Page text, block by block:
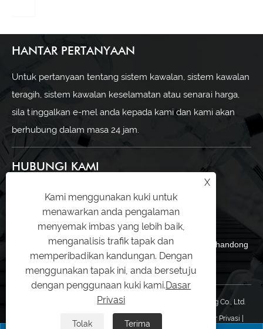
HANTAR PERTANYAAN
Untuk pertanyaan tentang sistem kawalan, sistem kawalan
teragih, sistem kawalan keselamatan atau senarai harga,
sila tinggalkan e-mel anda kepada kami dan kami akan
berhubung dalam masa 24 jam.
HUBUNGI KAMI
+86-18053301670
69 Sanying Road, Zahngdian District, Zibo City, Shandong
Province, China
Hak Cipta © 2024 Shandong Youwen Automation Engineering Co., Ltd.
Dasar Privasi
X
Kami menggunakan kuki untuk
menawarkan anda pengalaman
menyemak imbas yang lebih baik,
menganalisis trafik tapak dan
memperibadikan kandungan. Dengan
menggunakan tapak ini, anda bersetuju
dengan penggunaan kuki kami.Dasar
Privasi
Tolak Terima